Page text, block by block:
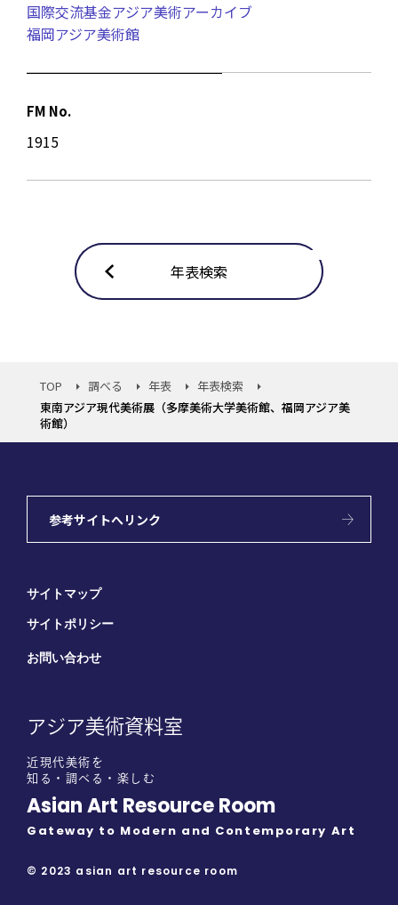
国際交流基金アジア美術アーカイブ
福岡アジア美術館
FM No.
1915
年表検索
TOP 調べる 年表
年表検索
東南アジア現代美術展（多摩美術大学美術館、福岡アジア美
術館）
参考サイトへリンク
サイトマップ
サイトポリシー
お問い合わせ
アジア美術資料室
近現代美術を
知る・調べる・楽しむ
Asian Art Resource Room
Gateway to Modern and Contemporary Art
© 2023 asian art resource room